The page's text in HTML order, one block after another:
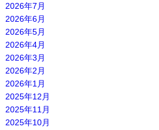
2026年7月
2026年6月
2026年5月
2026年4月
2026年3月
2026年2月
2026年1月
2025年12月
2025年11月
2025年10月